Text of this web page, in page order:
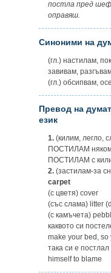
постла пред
оправяш.
Синоними на
(гл.) настилам,
завивам,
(гл.) обсипвам,
Превод на
език
1. (килим, легло,
ПОСТИЛАМ
ПОСТИЛАМ с
2. (застилам-за
carpet
(с цветя) cover
(със слама) litter
(с камъчета)
каквото си
make your bed,
така си е
himself to blame